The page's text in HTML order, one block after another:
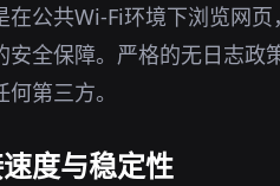
在公共Wi-Fi环境下浏览网
安全保障。严格的无日志政
何第三方。
度与稳定性